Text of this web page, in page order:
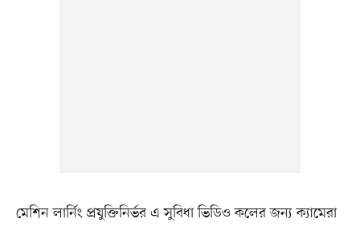
মেশিন লার্নিং প্রযুক্তিনির্ভর এ সুবিধা ভিডিও কলের জন্য ক্যামেরা